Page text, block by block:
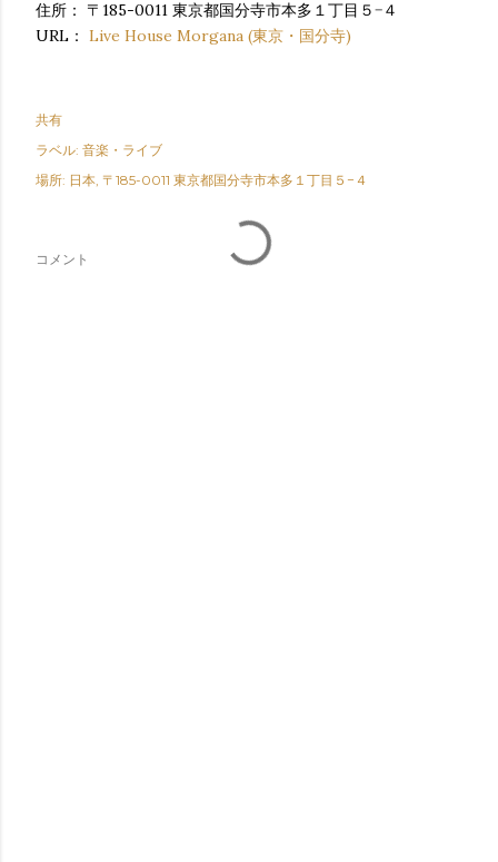
住所：
〒185-0011 東京都国分寺市本多１丁目５−４
URL： Live House Morgana (東京・国分寺)
共有
ラベル: 音楽・ライブ
場所: 日本, 〒185-0011 東京都国分寺市本多１丁目５−４
コメント